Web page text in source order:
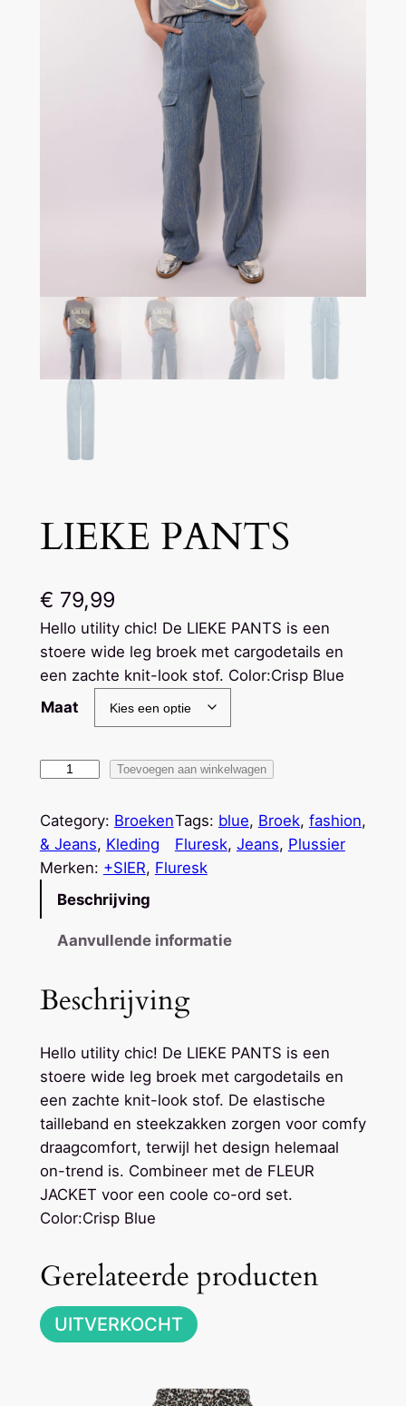
LIEKE PANTS
€ 79,99
Hello utility chic! De LIEKE PANTS is een
stoere wide leg broek met cargodetails en
een zachte knit-look stof. Color:Crisp Blue
Maat
E
K
E
a
n
t
a
l
Toevoegen aan winkelwagen
Category: Broeken
& Jeans, Kleding
Tags: blue, Broek, fashion
Fluresk, Jeans, Plussier
Merken: +SIER, Fluresk
Beschrijving
Aanvullende informatie
Beschrijving
Hello utility chic! De LIEKE PANTS is een
stoere wide leg broek met cargodetails en
een zachte knit-look stof. De elastische
tailleband en steekzakken zorgen voor comfy
draagcomfort, terwijl het design helemaal
on-trend is. Combineer met de FLEUR
JACKET voor een coole co-ord set.
Color:Crisp Blue
Gerelateerde producten
UITVERKOCHT